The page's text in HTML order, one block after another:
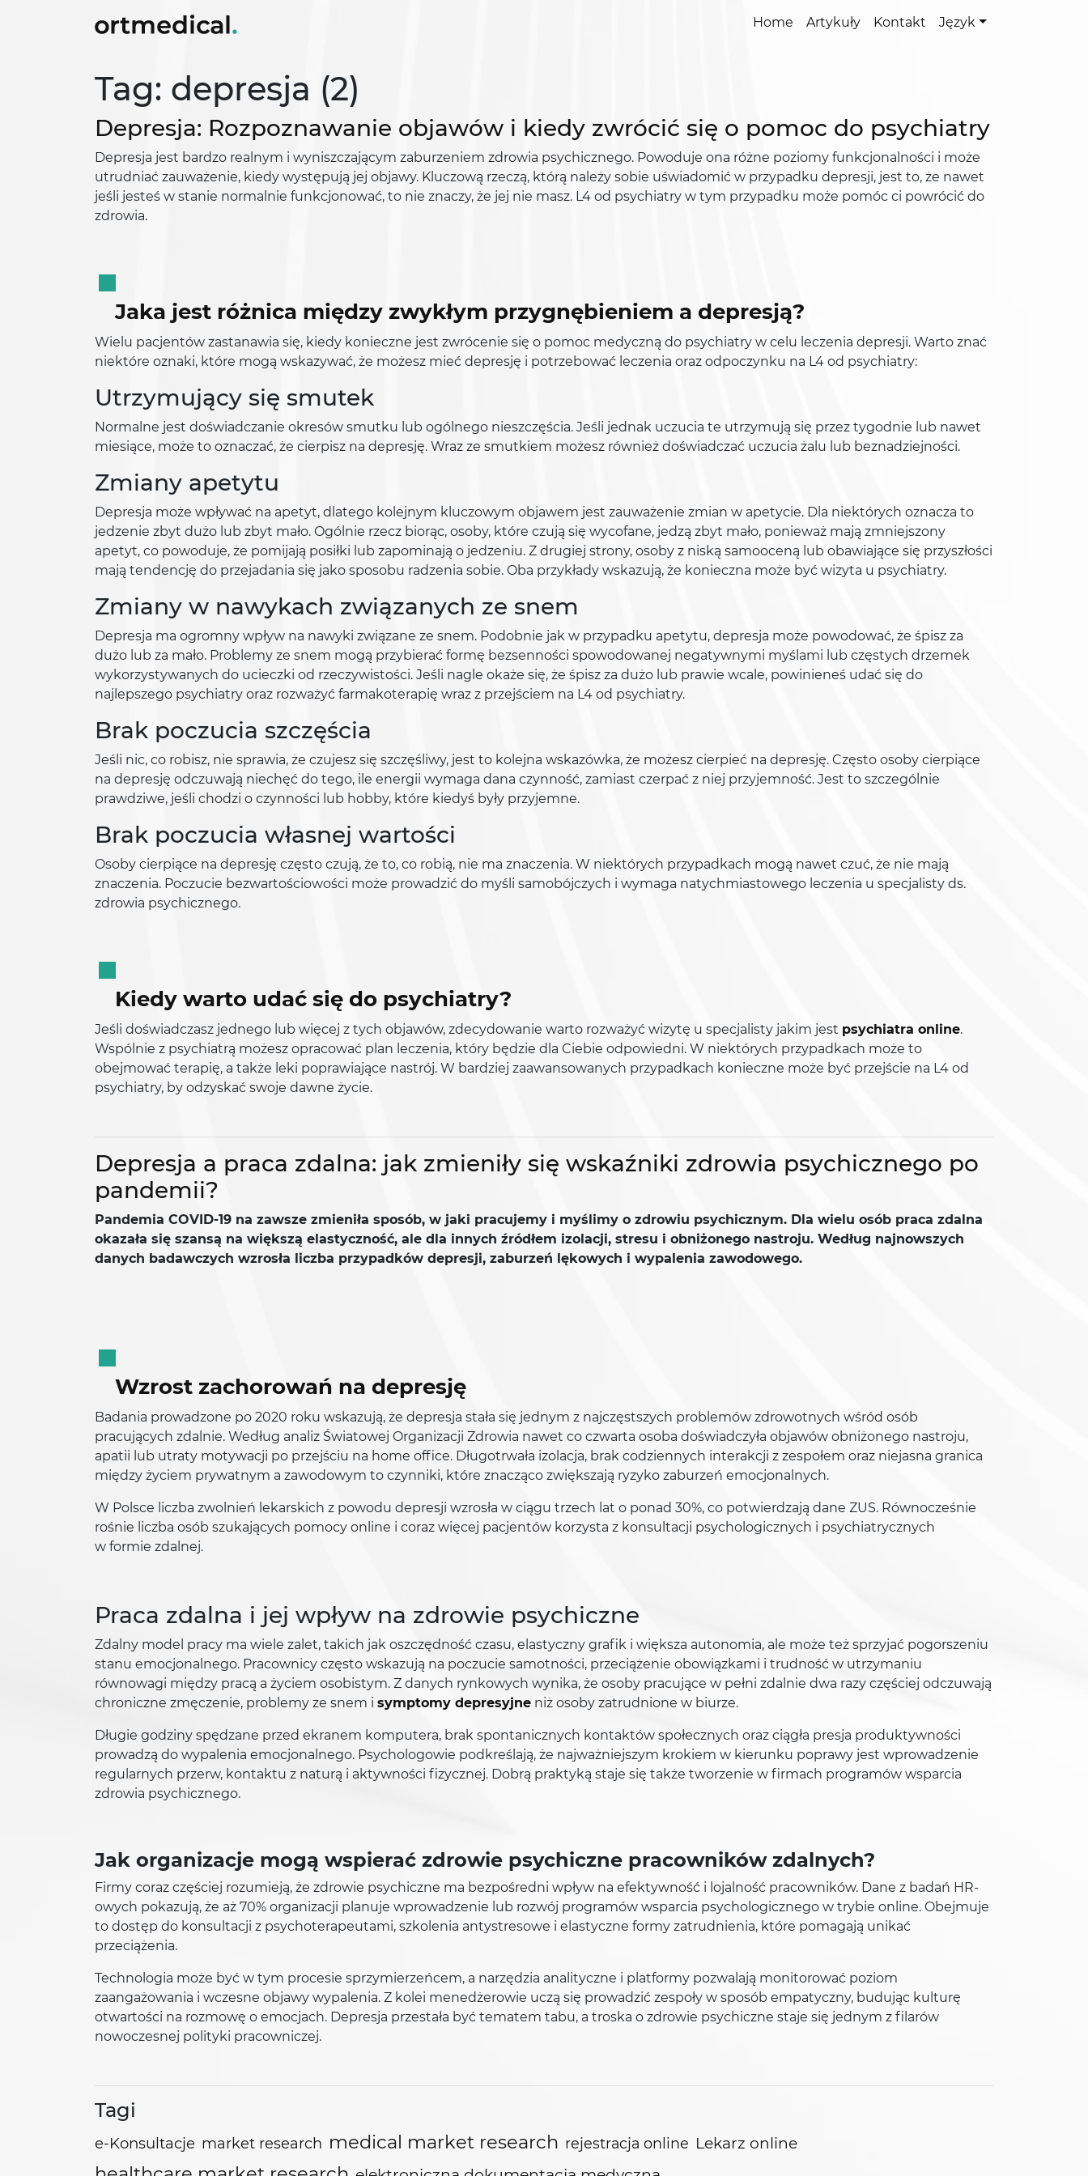
Home Artykuły Kontakt Język
Tag: depresja (2)
Depresja: Rozpoznawanie objawów i kiedy zwrócić się o pomoc do psychiatry
Depresja jest bardzo realnym i wyniszczającym zaburzeniem zdrowia psychicznego. Powoduje ona różne poziomy funkcjonalności i może
utrudniać zauważenie, kiedy występują jej objawy. Kluczową rzeczą, którą należy sobie uświadomić w przypadku depresji, jest to, że nawet
jeśli jesteś w stanie normalnie funkcjonować, to nie znaczy, że jej nie masz. L4 od psychiatry w tym przypadku może pomóc ci powrócić do
zdrowia.
Jaka jest różnica między zwykłym przygnębieniem a depresją?
Wielu pacjentów zastanawia się, kiedy konieczne jest zwrócenie się o pomoc medyczną do psychiatry w celu leczenia depresji. Warto znać
niektóre oznaki, które mogą wskazywać, że możesz mieć depresję i potrzebować leczenia oraz odpoczynku na L4 od psychiatry:
Utrzymujący się smutek
Normalne jest doświadczanie okresów smutku lub ogólnego nieszczęścia. Jeśli jednak uczucia te utrzymują się przez tygodnie lub nawet
miesiące, może to oznaczać, że cierpisz na depresję. Wraz ze smutkiem możesz również doświadczać uczucia żalu lub beznadziejności.
Zmiany apetytu
Depresja może wpływać na apetyt, dlatego kolejnym kluczowym objawem jest zauważenie zmian w apetycie. Dla niektórych oznacza to
jedzenie zbyt dużo lub zbyt mało. Ogólnie rzecz biorąc, osoby, które czują się wycofane, jedzą zbyt mało, ponieważ mają zmniejszony
apetyt, co powoduje, że pomijają posiłki lub zapominają o jedzeniu. Z drugiej strony, osoby z niską samooceną lub obawiające się przyszłości
mają tendencję do przejadania się jako sposobu radzenia sobie. Oba przykłady wskazują, że konieczna może być wizyta u psychiatry.
Zmiany w nawykach związanych ze snem
Depresja ma ogromny wpływ na nawyki związane ze snem. Podobnie jak w przypadku apetytu, depresja może powodować, że śpisz za
dużo lub za mało. Problemy ze snem mogą przybierać formę bezsenności spowodowanej negatywnymi myślami lub częstych drzemek
wykorzystywanych do ucieczki od rzeczywistości. Jeśli nagle okaże się, że śpisz za dużo lub prawie wcale, powinieneś udać się do
najlepszego psychiatry oraz rozważyć farmakoterapię wraz z przejściem na L4 od psychiatry.
Brak poczucia szczęścia
Jeśli nic, co robisz, nie sprawia, że czujesz się szczęśliwy, jest to kolejna wskazówka, że możesz cierpieć na depresję. Często osoby cierpiące
na depresję odczuwają niechęć do tego, ile energii wymaga dana czynność, zamiast czerpać z niej przyjemność. Jest to szczególnie
prawdziwe, jeśli chodzi o czynności lub hobby, które kiedyś były przyjemne.
Brak poczucia własnej wartości
Osoby cierpiące na depresję często czują, że to, co robią, nie ma znaczenia. W niektórych przypadkach mogą nawet czuć, że nie mają
znaczenia. Poczucie bezwartościowości może prowadzić do myśli samobójczych i wymaga natychmiastowego leczenia u specjalisty ds.
zdrowia psychicznego.
Kiedy warto udać się do psychiatry?
Jeśli doświadczasz jednego lub więcej z tych objawów, zdecydowanie warto rozważyć wizytę u specjalisty jakim jest psychiatra online.
Wspólnie z psychiatrą możesz opracować plan leczenia, który będzie dla Ciebie odpowiedni. W niektórych przypadkach może to
obejmować terapię, a także leki poprawiające nastrój. W bardziej zaawansowanych przypadkach konieczne może być przejście na L4 od
psychiatry, by odzyskać swoje dawne życie.
Depresja a praca zdalna: jak zmieniły się wskaźniki zdrowia psychicznego po
pandemii?
Pandemia COVID-19 na zawsze zmieniła sposób, w jaki pracujemy i myślimy o zdrowiu psychicznym. Dla wielu osób praca zdalna
okazała się szansą na większą elastyczność, ale dla innych źródłem izolacji, stresu i obniżonego nastroju. Według najnowszych
danych badawczych wzrosła liczba przypadków depresji, zaburzeń lękowych i wypalenia zawodowego.
Wzrost zachorowań na depresję
Badania prowadzone po 2020 roku wskazują, że depresja stała się jednym z najczęstszych problemów zdrowotnych wśród osób
pracujących zdalnie. Według analiz Światowej Organizacji Zdrowia nawet co czwarta osoba doświadczyła objawów obniżonego nastroju,
apatii lub utraty motywacji po przejściu na home office. Długotrwała izolacja, brak codziennych interakcji z zespołem oraz niejasna granica
między życiem prywatnym a zawodowym to czynniki, które znacząco zwiększają ryzyko zaburzeń emocjonalnych.
W Polsce liczba zwolnień lekarskich z powodu depresji wzrosła w ciągu trzech lat o ponad 30%, co potwierdzają dane ZUS. Równocześnie
rośnie liczba osób szukających pomocy online i coraz więcej pacjentów korzysta z konsultacji psychologicznych i psychiatrycznych
w formie zdalnej.
Praca zdalna i jej wpływ na zdrowie psychiczne
Zdalny model pracy ma wiele zalet, takich jak oszczędność czasu, elastyczny grafik i większa autonomia, ale może też sprzyjać pogorszeniu
stanu emocjonalnego. Pracownicy często wskazują na poczucie samotności, przeciążenie obowiązkami i trudność w utrzymaniu
równowagi między pracą a życiem osobistym. Z danych rynkowych wynika, że osoby pracujące w pełni zdalnie dwa razy częściej odczuwają
chroniczne zmęczenie, problemy ze snem i symptomy depresyjne niż osoby zatrudnione w biurze.
Długie godziny spędzane przed ekranem komputera, brak spontanicznych kontaktów społecznych oraz ciągła presja produktywności
prowadzą do wypalenia emocjonalnego. Psychologowie podkreślają, że najważniejszym krokiem w kierunku poprawy jest wprowadzenie
regularnych przerw, kontaktu z naturą i aktywności fizycznej. Dobrą praktyką staje się także tworzenie w firmach programów wsparcia
zdrowia psychicznego.
Jak organizacje mogą wspierać zdrowie psychiczne pracowników zdalnych?
Firmy coraz częściej rozumieją, że zdrowie psychiczne ma bezpośredni wpływ na efektywność i lojalność pracowników. Dane z badań HR-
owych pokazują, że aż 70% organizacji planuje wprowadzenie lub rozwój programów wsparcia psychologicznego w trybie online. Obejmuje
to dostęp do konsultacji z psychoterapeutami, szkolenia antystresowe i elastyczne formy zatrudnienia, które pomagają unikać
przeciążenia.
Technologia może być w tym procesie sprzymierzeńcem, a narzędzia analityczne i platformy pozwalają monitorować poziom
zaangażowania i wczesne objawy wypalenia. Z kolei menedżerowie uczą się prowadzić zespoły w sposób empatyczny, budując kulturę
otwartości na rozmowę o emocjach. Depresja przestała być tematem tabu, a troska o zdrowie psychiczne staje się jednym z filarów
nowoczesnej polityki pracowniczej.
Tagi
e-Konsultacje market research medical market research rejestracja online Lekarz online